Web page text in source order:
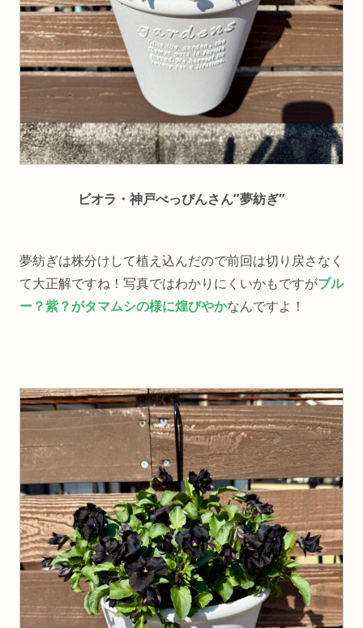
ビオラ・神戸べっぴんさん″夢紡ぎ″
夢紡ぎは株分けして植え込んだので前回は切り戻さなく
て大正解ですね！写真ではわかりにくいかもですがブル
ー？紫？がタマムシの様に煌びやかなんですよ！